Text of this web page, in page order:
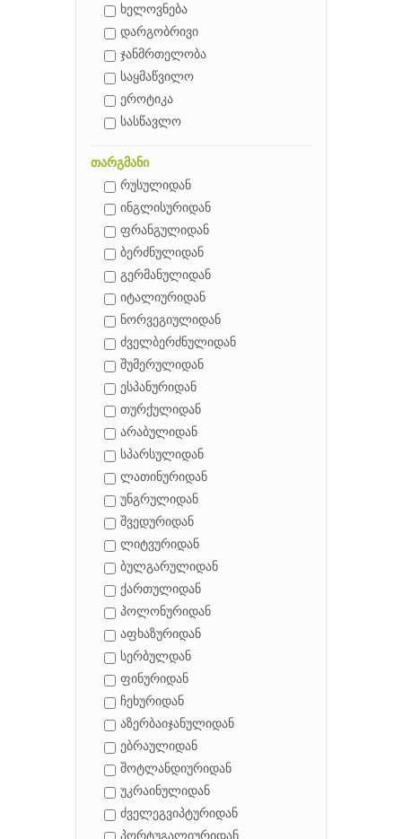
ხელოვნება
დარგობრივი
ჯანმრთელობა
საყმაწვილო
ეროტიკა
სასწავლო
თარგმანი
რუსულიდან
ინგლისურიდან
ფრანგულიდან
ბერძნულიდან
გერმანულიდან
იტალიურიდან
ნორვეგიულიდან
ძველბერძნულიდან
შუმერულიდან
ესპანურიდან
თურქულიდან
არაბულიდან
სპარსულიდან
ლათინურიდან
უნგრულიდან
შვედურიდან
ლიტვურიდან
ბულგარულიდან
ქართულიდან
პოლონურიდან
აფხაზურიდან
სერბულდან
ფინურიდან
ჩეხურიდან
აზერბაიჯანულიდან
ებრაულიდან
შოტლანდიურიდან
უკრაინულიდან
ძველეგვიპტურიდან